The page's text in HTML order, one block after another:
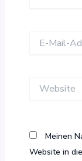
Mail-
Meinen
Website in